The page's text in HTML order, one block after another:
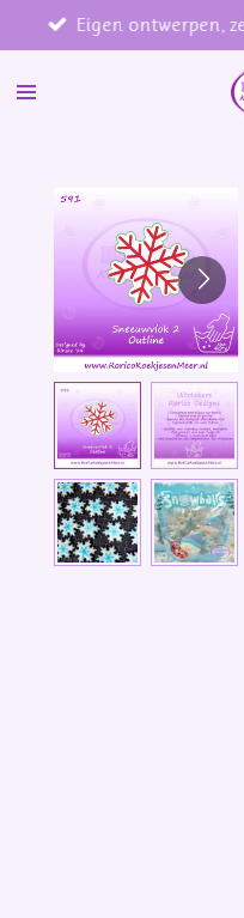
direct
naar
Eigen ontwerpen,